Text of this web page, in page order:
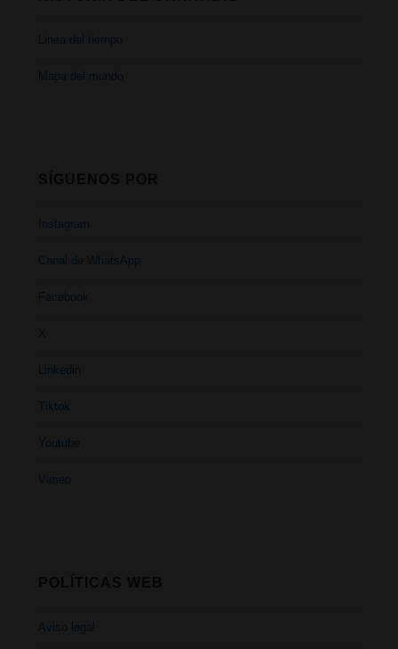
Linea del tiempo
Mapa del mundo
Instagram
Canal de WhatsApp
Facebook
X
Linkedin
Tiktok
Youtube
Vimeo
Aviso legal